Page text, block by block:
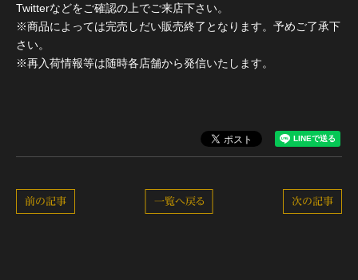
Twitterなどをご確認の上でご来店下さい。
※商品によっては完売しだい販売終了となります。予めご了承下
さい。
※再入荷情報等は随時各店舗から発信いたします。
次の記事
一覧へ戻る
前の記事